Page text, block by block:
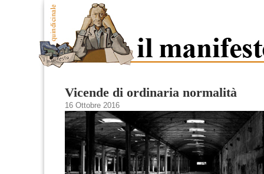
Vicende di ordinaria normalità
16 Ottobre 2016